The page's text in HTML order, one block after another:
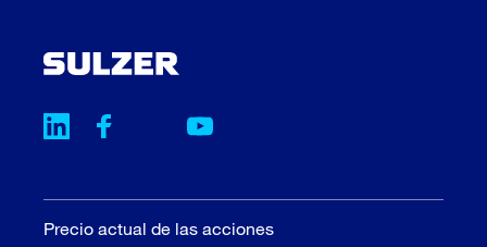
Precio actual de las acciones